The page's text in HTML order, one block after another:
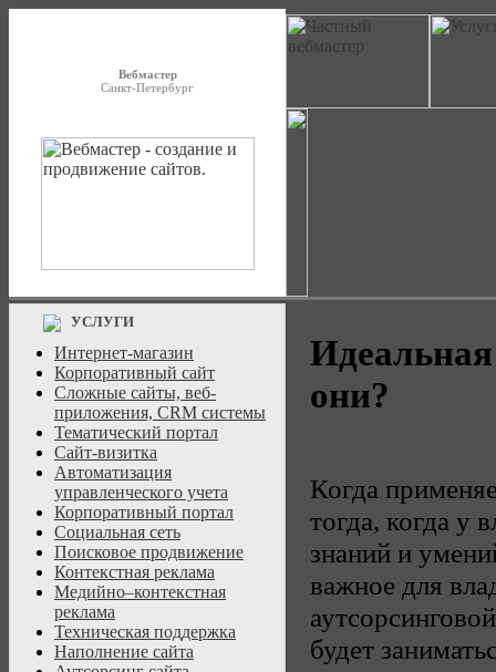
Вебмастер
Санкт-Петербург
УСЛУГИ
Интернет-магазин
Корпоративный сайт
Сложные сайты, веб-
приложения, CRM системы
Тематический портал
Сайт-визитка
Автоматизация
управленческого учета
Корпоративный портал
Социальная сеть
Поисковое продвижение
Контекстная реклама
Медийно–контекстная
реклама
Техническая поддержка
Наполнение сайта
Идеальная
они?
Когда
тогда, когда у
знаний и
важное для
будет